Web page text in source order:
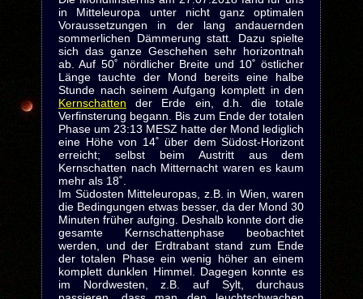
in Mitteleuropa unter nicht ganz optimalen
Voraussetzungen in der lang andauernden
sommerlichen Dämmerung statt. Dazu spielte
sich das ganze Geschehen sehr horizontnah
ab. Auf 50˚ nördlicher Breite und 10˚ östlicher
Länge tauchte der Mond bereits eine halbe
Stunde nach seinem Aufgang komplett in den
Kernschatten der Erde ein, d.h. die totale
Verfinsterung begann. Bis zum Ende der totalen
Phase um 23:13 MESZ hatte der Mond lediglich
eine Höhe von 14˚ über dem Südost-Horizont
erreicht; selbst beim Austritt aus dem
Kernschatten nach Mitternacht waren es kaum
mehr als 18˚.
Im Südosten Mitteleuropas, z.B. in Wien, waren
die Bedingungen etwas besser, da der Mond 30
Minuten früher aufging. Deshalb konnte dort die
gesamte Kernschattenphase beobachtet
werden, und der Erdtrabant stand zum Ende
der totalen Phase ein wenig höher an einem
komplett dunklen Himmel. Dagegen konnte es
im Nordwesten, z.B. auf Sylt, durchaus